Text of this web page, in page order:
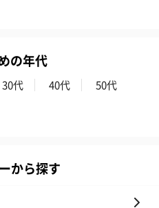
ンドタオル（ブ
（1,760円）
花束ハンドタ
の年代
30代 40代
50代
から探す